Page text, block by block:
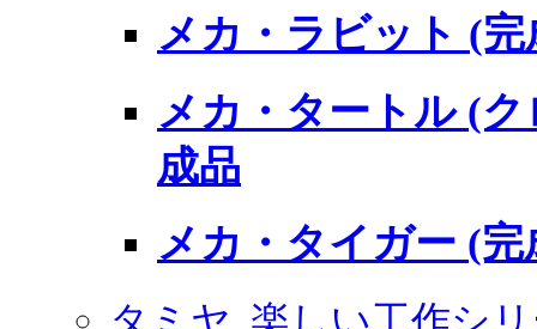
メカ・ラビット (完
メカ・タートル (
成品
メカ・タイガー (完
タミヤ 楽しい工作シ